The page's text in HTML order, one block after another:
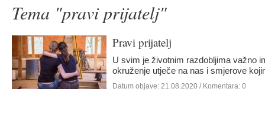
Tema "pravi prijatelj"
Pravi prijatelj
U svim je životnim razdobljima važno
okruženje utječe na nas i smjerove
Datum objave: 21.08.2020 / Komentara: 0